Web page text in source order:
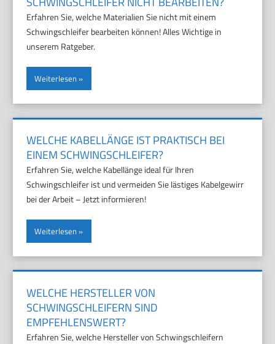
Erfahren Sie, welche Materialien Sie nicht mit einem
Schwingschleifer bearbeiten können! Alles Wichtige in
unserem Ratgeber.
Weiterlesen
WELCHE KABELLÄNGE IST PRAKTISCH BEI
EINEM SCHWINGSCHLEIFER?
Erfahren Sie, welche Kabellänge ideal für Ihren
Schwingschleifer ist und vermeiden Sie lästiges Kabelgewirr
bei der Arbeit – Jetzt informieren!
Weiterlesen
WELCHE HERSTELLER VON
SCHWINGSCHLEIFERN SIND
EMPFEHLENSWERT?
Erfahren Sie, welche Hersteller von Schwingschleifern